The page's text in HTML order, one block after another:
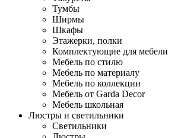
Тумбы
Ширмы
Шкафы
Этажерки, полки
Комплектующие для мебели
Мебель по стилю
Мебель по материалу
Мебель по коллекции
Мебель от Garda Decor
Мебель школьная
Люстры и светильники
Светильники